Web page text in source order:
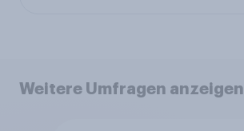
Weitere Umfragen anzeigen